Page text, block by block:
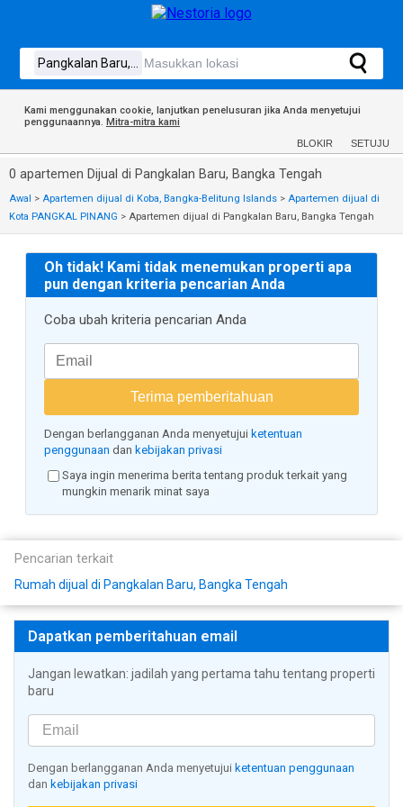
Kami menggunakan cookie, lanjutkan penelusuran jika Anda menyetujui
penggunaannya. Mitra-mitra kami
BLOKIR SETUJU
0 apartemen Dijual di Pangkalan Baru, Bangka Tengah
Awal > Apartemen dijual di Koba, Bangka-Belitung Islands > Apartemen dijual di
Kota PANGKAL PINANG > Apartemen dijual di Pangkalan Baru, Bangka Tengah
Oh tidak! Kami tidak menemukan properti apa
pun dengan kriteria pencarian Anda
Coba ubah kriteria pencarian Anda
Terima pemberitahuan
Dengan berlangganan Anda menyetujui ketentuan
penggunaan dan kebijakan privasi
Saya ingin menerima berita tentang produk terkait yang
mungkin menarik minat saya
Pencarian terkait
Rumah dijual di Pangkalan Baru, Bangka Tengah
Dapatkan pemberitahuan email
Jangan lewatkan: jadilah yang pertama tahu tentang properti
baru
Dengan berlangganan Anda menyetujui ketentuan penggunaan
dan kebijakan privasi